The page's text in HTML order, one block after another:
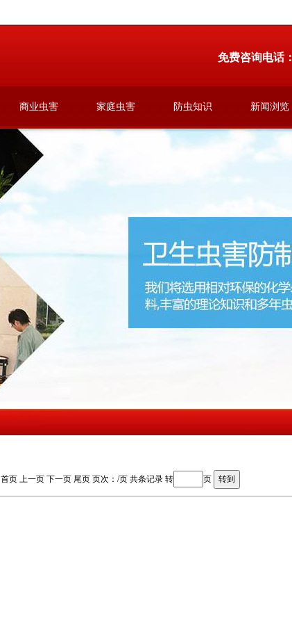
免费咨询电话：
商业虫害 家庭虫害 防虫知识 新闻浏览
首页 上一页 下一页 尾页 页次：/页 共条记录 转 页